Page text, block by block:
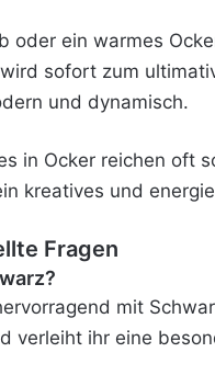
oder ein warmes
sofort zum
und dynamisch.
in Ocker reichen oft
kreatives und
Fragen
mit
verleiht ihr eine